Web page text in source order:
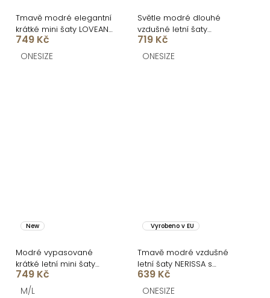
Tmavě modré elegantní
krátké mini šaty LOVEANA
s volánkem
749 Kč
ONESIZE
Světle modré dlouhé
vzdušné letní šaty
MEGATRO
719 Kč
ONESIZE
New
Modré vypasované
krátké letní mini šaty
ORSELLE
749 Kč
M/L
Vyrobeno v EU
Tmavě modré vzdušné
letní šaty NERISSA s
páskem
639 Kč
ONESIZE